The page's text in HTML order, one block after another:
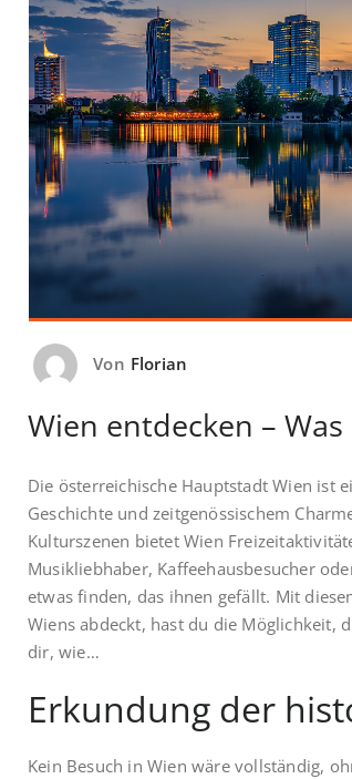
Von Florian
Wien entdecken –
Die österreichische Hauptstadt Wien ist
Geschichte und zeitgenössischem
Kulturszenen bietet Wien
Musikliebhaber, Kaffeehausbesucher
etwas finden, das ihnen gefällt. Mit
Wiens abdeckt, hast du die Möglichkeit,
dir, wie…
Erkundung der
Kein Besuch in Wien wäre vollständig,